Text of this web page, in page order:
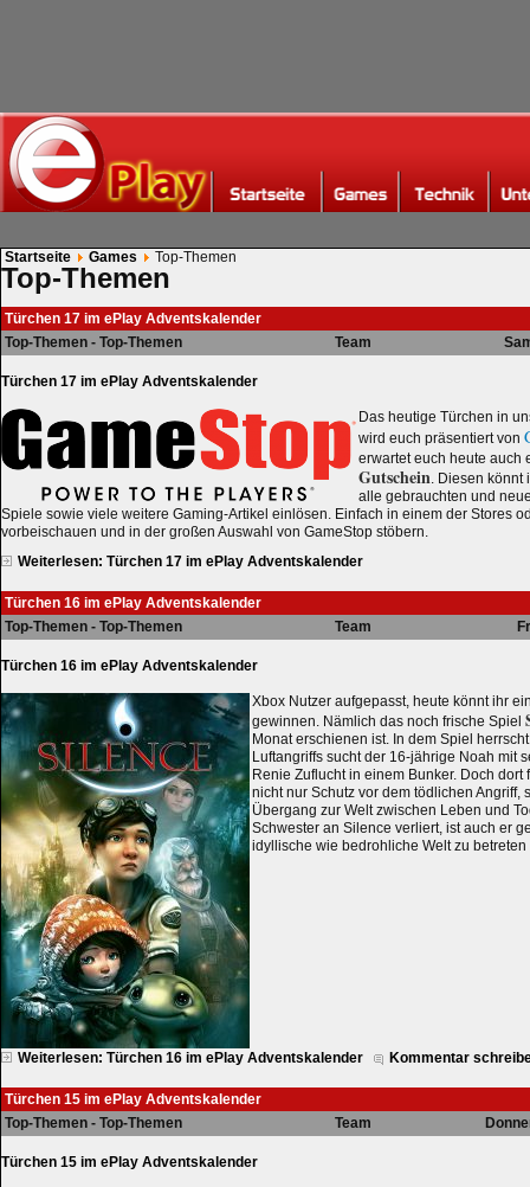
Startseite Games Top-Themen
Top-Themen
Türchen 17 im ePlay Adventskalender
Top-Themen - Top-Themen
Team
Türchen 17 im ePlay Adventskalender
Das heutige Türchen in
wird euch präsentiert von
erwartet euch heute auch
Gutschein. Diesen könnt
alle gebrauchten und
Spiele sowie viele weitere Gaming-Artikel einlösen. Einfach in einem der Stores
vorbeischauen und in der großen Auswahl von GameStop stöbern.
Weiterlesen: Türchen 17 im ePlay Adventskalender
Türchen 16 im ePlay Adventskalender
Top-Themen - Top-Themen
Team
Türchen 16 im ePlay Adventskalender
Xbox Nutzer aufgepasst, heute könnt ihr
gewinnen. Nämlich das noch frische Spiel
Monat erschienen ist. In dem Spiel
Luftangriffs sucht der 16-jährige Noah mit
Renie Zuflucht in einem Bunker. Doch dort
nicht nur Schutz vor dem tödlichen Angriff,
Übergang zur Welt zwischen Leben und
Schwester an Silence verliert, ist auch er
idyllische wie bedrohliche Welt zu
Weiterlesen: Türchen 16 im ePlay Adventskalender Kommentar
Türchen 15 im ePlay Adventskalender
Top-Themen - Top-Themen
Team
Türchen 15 im ePlay Adventskalender